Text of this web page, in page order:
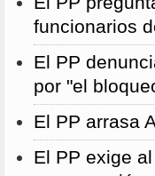
funcionarios
El PP
por "el
El PP arrasa
El PP exige